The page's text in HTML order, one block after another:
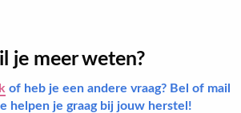
je meer weten?
of heb je een andere vraag? Bel of mail
helpen je graag bij jouw herstel!